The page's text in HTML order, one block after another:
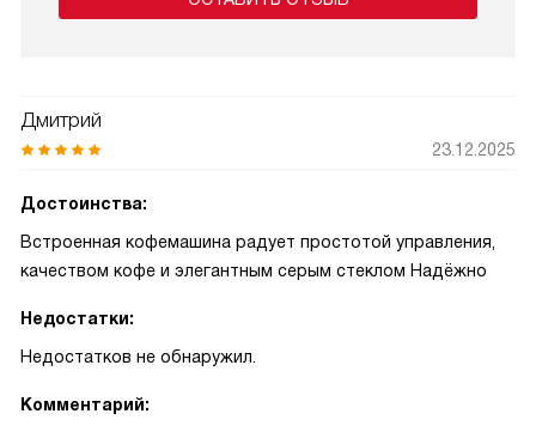
Дмитрий
23.12.2025
Достоинства:
Встроенная кофемашина радует простотой управления,
качеством кофе и элегантным серым стеклом Надёжно
Недостатки:
Недостатков не обнаружил.
Комментарий: